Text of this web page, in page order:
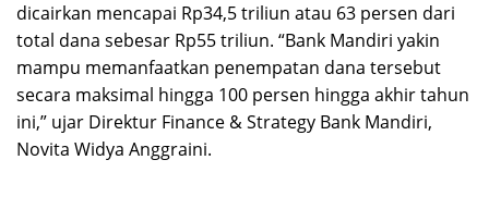
dicairkan mencapai Rp34,5 triliun atau 63 persen dari
total dana sebesar Rp55 triliun. “Bank Mandiri yakin
mampu memanfaatkan penempatan dana tersebut
secara maksimal hingga 100 persen hingga akhir tahun
ini,” ujar Direktur Finance & Strategy Bank Mandiri,
Novita Widya Anggraini.